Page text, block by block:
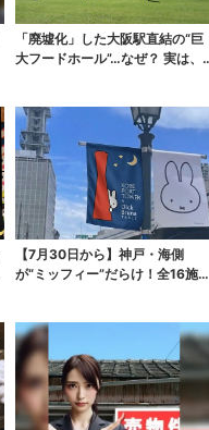
「廃墟化」した大阪駅直結の“巨
大フードホール”…なぜ？ 実は、
【7月30日から】神戸・海側
が“ミッフィー”だらけ！全16施設